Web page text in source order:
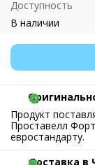
Доступность
В наличии
Продукт
Проставелл
евростандарту.
Доставка в